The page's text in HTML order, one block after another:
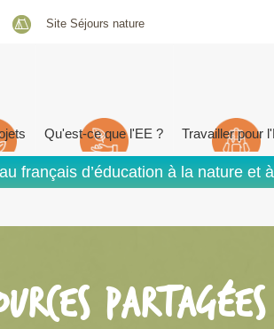
Site Séjours nature
Qu'est-ce que l'EE ? Travailler pour
français d’éducation à la nature et
PARTAGÉES